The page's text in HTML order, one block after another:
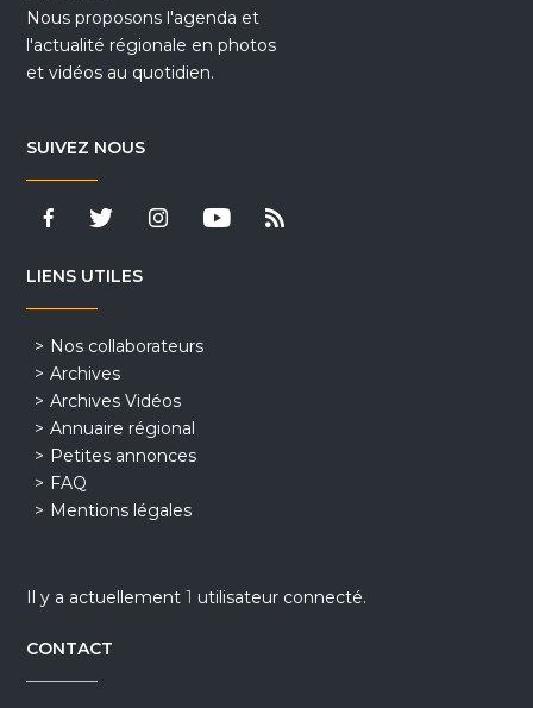
Nous proposons l'agenda et
l'actualité régionale en photos
et vidéos au quotidien.
SUIVEZ NOUS
LIENS UTILES
Nos collaborateurs
Archives
Archives Vidéos
Annuaire régional
Petites annonces
FAQ
Mentions légales
Il y a actuellement1 utilisateur connecté.
CONTACT